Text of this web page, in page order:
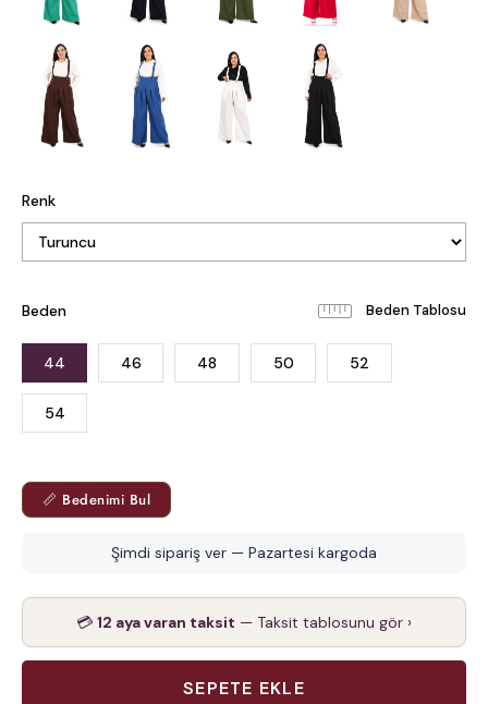
Renk
Beden Beden Tablosu
44 46 48 50 52
54
📏 Bedenimi Bul
Şimdi sipariş ver — Pazartesi kargoda
💳 12 aya varan taksit — Taksit tablosunu gör ›